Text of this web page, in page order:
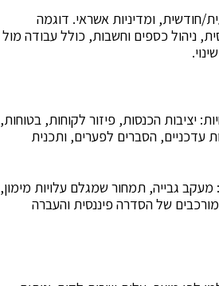
חודשית, ומדיניות אשראי. דוגמה
ניהול כספים וחשבות, כולל עבודה מול
יציבות הכנסות, פיזור לקוחות, בטוחות,
עדכניים, הסברים לפערים, ותכנית
גבייה, תמחור שמגלם עלויות מימון,
של הסדרה פיננסית והעברה